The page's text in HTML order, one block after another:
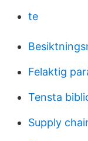
te
Felaktig
Tensta
Supply